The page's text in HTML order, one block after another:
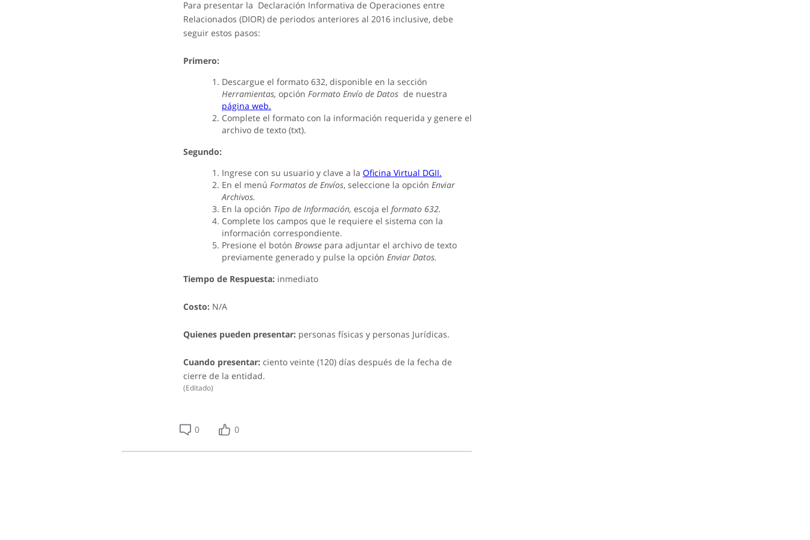
Para presentar la Declaración Informativa de Operaciones entre
Relacionados (DIOR) de periodos anteriores al 2016 inclusive, debe
seguir estos pasos:
Primero:
Descargue el formato 632, disponible en la sección
Herramientas, opción Formato Envío de Datosde nuestra
página web.
Complete el formato con la información requerida y genere el
archivo de texto (txt).
Segundo:
Ingrese con su usuario y clave a la Oficina Virtual DGII.
En el menú Formatos de Envíos, seleccione la opción Enviar
Archivos.
En la opción Tipo de Información, escoja el formato 632.
Complete los campos que le requiere el sistema con la
información correspondiente.
Presione el botón Browsepara adjuntar el archivo de texto
previamente generado y pulse la opción Enviar Datos.
Tiempo de Respuesta:inmediato
Costo:N/A
Quienes pueden presentar:personas físicas y personas Jurídicas.
Cuando presentar:ciento veinte (120) días después de la fecha de
cierre de la entidad.
(Editado)
0 0